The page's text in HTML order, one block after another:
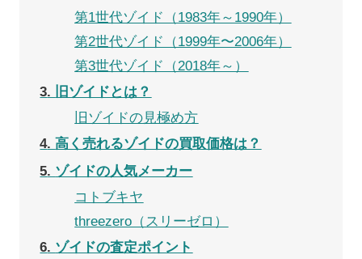
第1世代ゾイド（1983年～1990年）
第2世代ゾイド（1999年〜2006年）
第3世代ゾイド（2018年～）
3
旧ゾイドとは？
旧ゾイドの見極め方
4 高く売れるゾイドの買取価格は？
5 ゾイドの人気メーカー
コトブキヤ
threezero（スリーゼロ）
6 ゾイドの査定ポイント